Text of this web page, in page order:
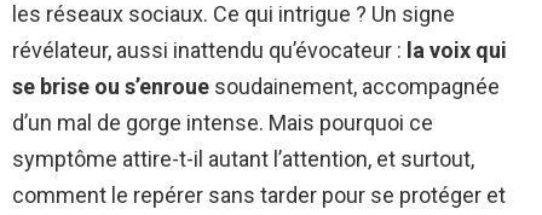
les réseaux sociaux. Ce qui intrigue ? Un signe
révélateur, aussi inattendu qu’évocateur : la voix qui
se brise ou s’enroue soudainement, accompagnée
d’un mal de gorge intense. Mais pourquoi ce
symptôme attire-t-il autant l’attention, et surtout,
comment le repérer sans tarder pour se protéger et